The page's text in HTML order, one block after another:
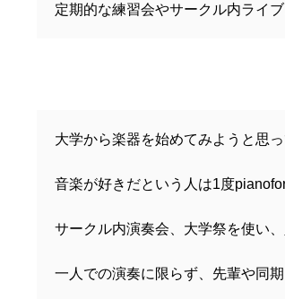
定期的な練習会やサークル内ライ
大学から楽器を始めてみようと思
音楽が好きだという人は1度
サークル内演奏会、大学祭を使い
一人での演奏に限らず、先輩や同